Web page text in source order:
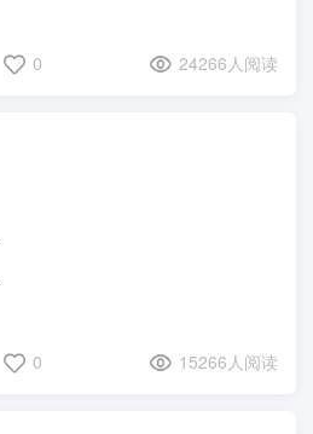
0 24266人阅读
0 15266人阅读